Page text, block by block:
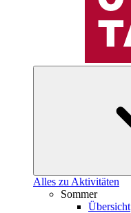
Alles zu Aktivitäten
Sommer
Übersicht